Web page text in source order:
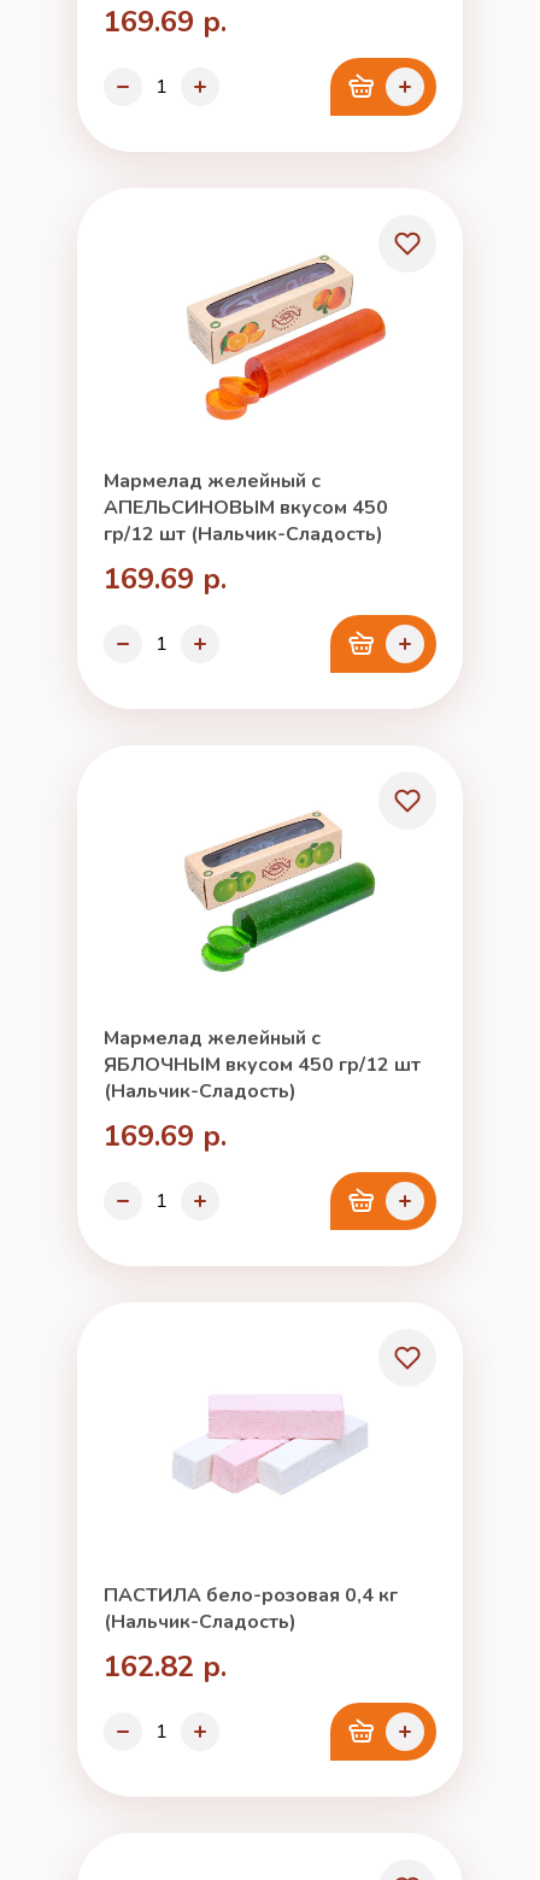
169.69 р.
Мармелад желейный с
АПЕЛЬСИНОВЫМ вкусом 450
гр/12 шт (Нальчик-Сладость)
169.69 р.
Мармелад желейный с
ЯБЛОЧНЫМ вкусом 450 гр/12 шт
(Нальчик-Сладость)
169.69 р.
ПАСТИЛА бело-розовая 0,4 кг
(Нальчик-Сладость)
162.82 р.